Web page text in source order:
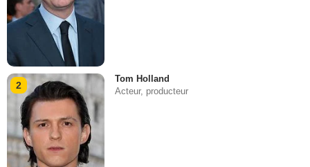
2
Tom Holland
Acteur, producteur